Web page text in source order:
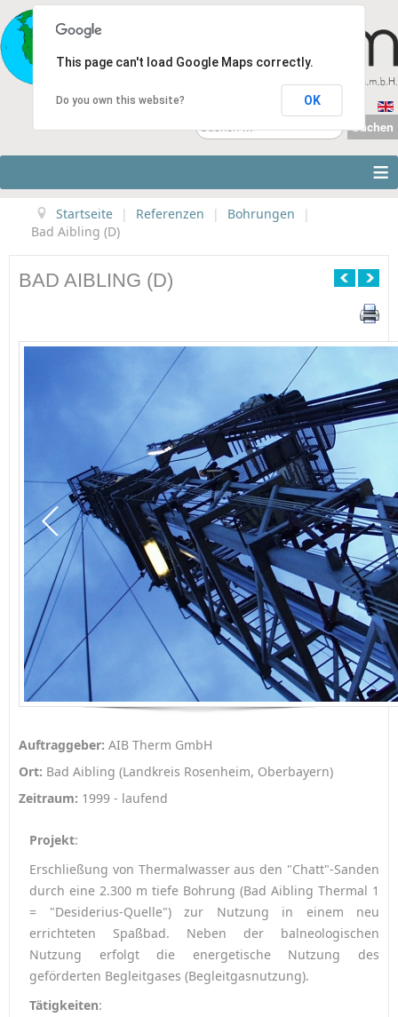
...
Suchen
≡
Startseite | Referenzen | Bohrungen
|
Bad Aibling (D)
BAD AIBLING (D)
Auftraggeber: AIB Therm GmbH
Ort: Bad Aibling (Landkreis Rosenheim, Oberbayern)
Zeitraum: 1999 - laufend
Projekt:
Erschließung von Thermalwasser aus den "Chatt"-Sanden
durch eine 2.300 m tiefe Bohrung (Bad Aibling Thermal 1
= "Desiderius-Quelle") zur Nutzung in einem neu
errichteten Spaßbad. Neben der balneologischen
Nutzung erfolgt die energetische Nutzung des
geförderten Begleitgases (Begleitgasnutzung).
Tätigkeiten:
This page can't load Google Maps correctly.
Do you own this website? OK